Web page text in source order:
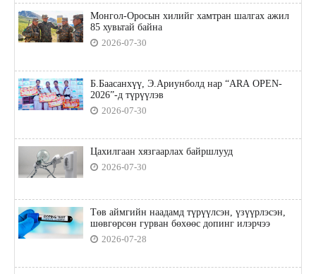
Монгол-Оросын хилийг хамтран шалгах ажил
85 хувьтай байна
2026-07-30
Б.Баасанхүү, Э.Ариунболд нар “ARA OPEN-
2026”-д түрүүлэв
2026-07-30
Цахилгаан хязгаарлах байршлууд
2026-07-30
Төв аймгийн наадамд түрүүлсэн, үзүүрлэсэн,
шөвгөрсөн гурван бөхөөс допинг илэрчээ
2026-07-28